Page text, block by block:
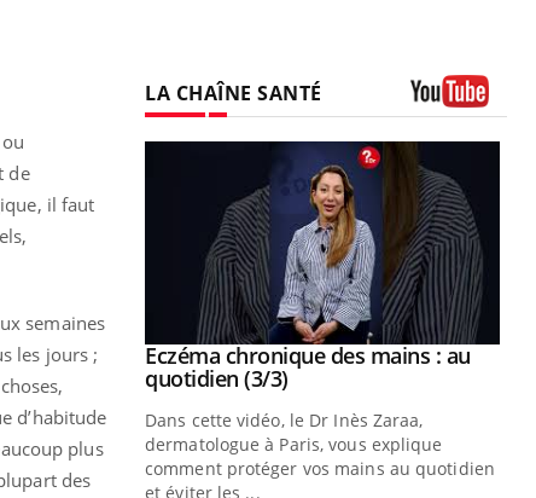
de
il faut
semaines
les jours ;
d’habitude
plus
des
LA CHAÎNE SANTÉ
sur le bien
et de la
Pourquoi
DRH et
Youtube
Eczéma chronique des mains : au
quotidien (3/3)Youtube
Dans cette vidéo, le Dr Inès Zaraa,
dermatologue à Paris, vous explique
comment protéger vos mains au quotidien
et éviter les ...